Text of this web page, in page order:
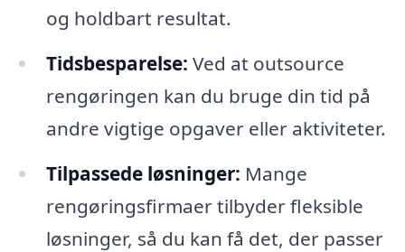
og holdbart resultat.
Tidsbesparelse: Ved at outsource
rengøringen kan du bruge din tid på
andre vigtige opgaver eller aktiviteter.
Tilpassede løsninger: Mange
rengøringsfirmaer tilbyder fleksible
løsninger, så du kan få det, der passer